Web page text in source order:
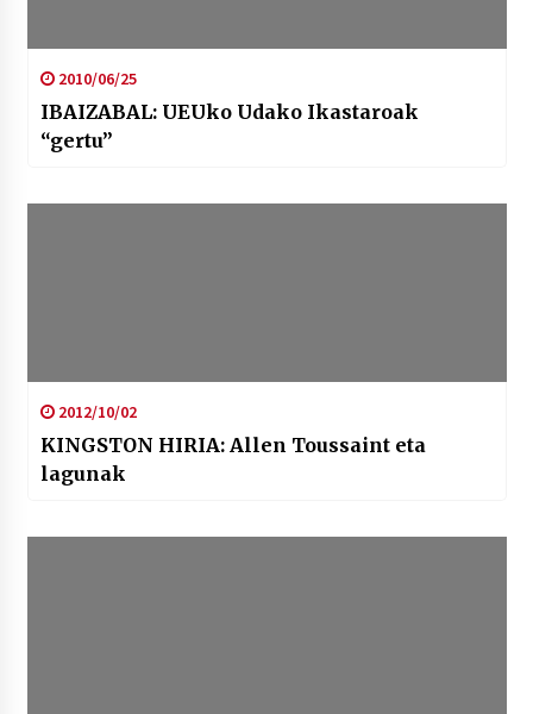
2010/06/25
IBAIZABAL: UEUko Udako Ikastaroak
“gertu”
2012/10/02
KINGSTON HIRIA: Allen Toussaint eta
lagunak